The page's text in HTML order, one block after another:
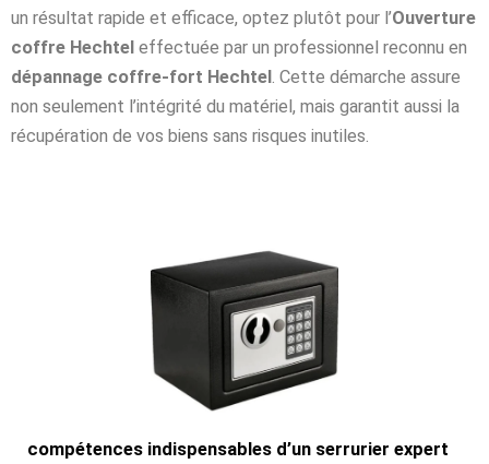
un résultat rapide et efficace, optez plutôt pour l’Ouverture
coffre Hechtel effectuée par un professionnel reconnu en
dépannage coffre-fort Hechtel. Cette démarche assure
non seulement l’intégrité du matériel, mais garantit aussi la
récupération de vos biens sans risques inutiles.
compétences indispensables d’un serrurier expert